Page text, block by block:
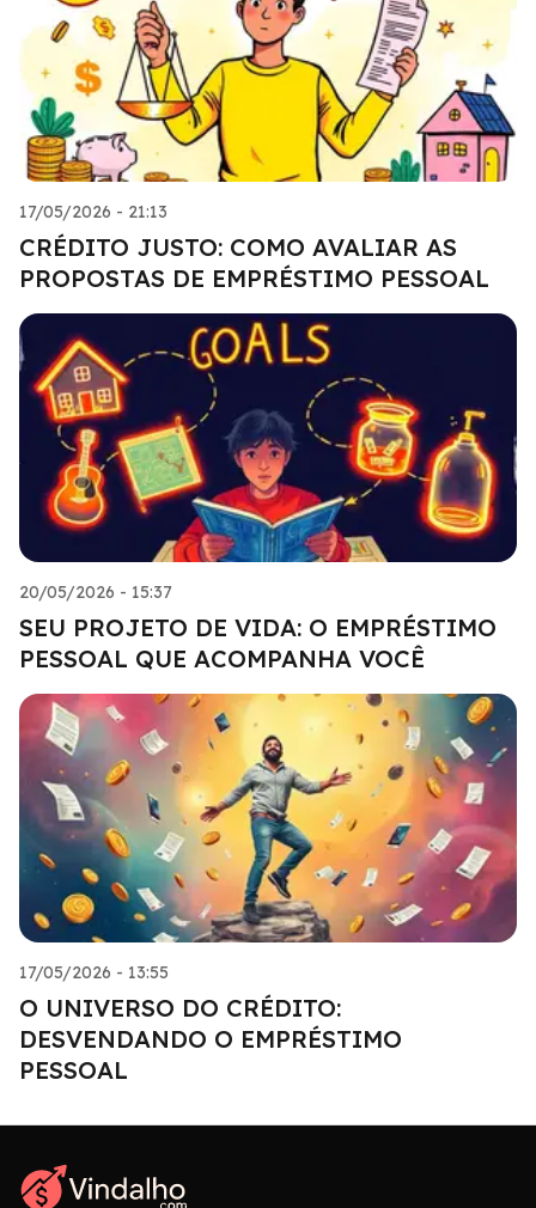
17/05/2026 - 21:13
CRÉDITO JUSTO: COMO AVALIAR AS
PROPOSTAS DE EMPRÉSTIMO PESSOAL
20/05/2026 - 15:37
SEU PROJETO DE VIDA: O EMPRÉSTIMO
PESSOAL QUE ACOMPANHA VOCÊ
17/05/2026 - 13:55
O UNIVERSO DO CRÉDITO:
DESVENDANDO O EMPRÉSTIMO
PESSOAL